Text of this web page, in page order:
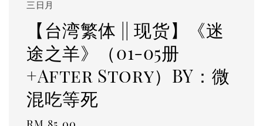
三日月
【台湾繁体 || 现货】《迷
途之羊》（01-05册
+After Story）BY：微
混吃等死